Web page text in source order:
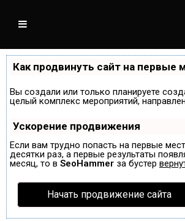
Как продвинуть сайт на первые
Вы создали или только планируете
целый комплекс мероприятий,
Ускорение продвижения
Если вам трудно попасть на первые
десятки раз, а первые результаты
месяц, то в SeoHammer за бустер
Начать продвижение сайта